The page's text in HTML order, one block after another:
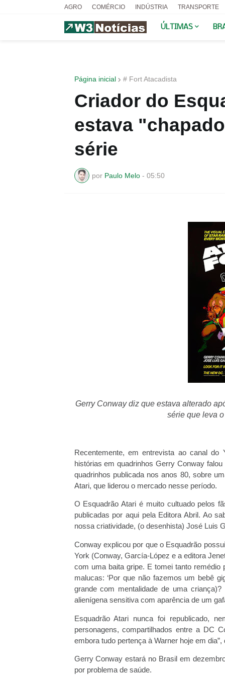
AGRO COMÉRCIO INDÚSTRIA TRANSPORTE
ÚLTIMAS
Página inicial # Fort Atacadista
Criador do
estava
série
por Paulo Melo - 05:50
Gerry Conway diz que estava alterado
série que leva
Recentemente, em entrevista ao canal
histórias em quadrinhos Gerry Conway
quadrinhos publicada nos anos 80, sobre
Atari, que liderou o mercado nesse período.
O Esquadrão Atari é muito cultuado pelos
publicadas por aqui pela Editora Abril. Ao
nossa criatividade, (o desenhista) José Luis
Conway explicou por que o Esquadrão
York (Conway, García-López e a editora
com uma baita gripe. E tomei tanto
malucas: ‘Por que não fazemos um bebê
grande com mentalidade de uma
alienígena sensitiva com aparência de um
Esquadrão Atari nunca foi republicado,
personagens, compartilhados entre a DC
embora tudo pertença à Warner hoje em dia”,
Gerry Conway estará no Brasil em
por problema de saúde.